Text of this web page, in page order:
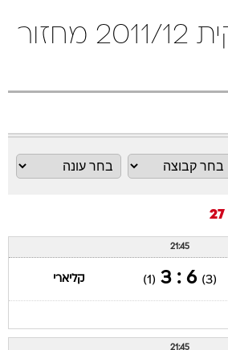
ליגה איטלקית 2011/12 מחזור
21:45
(3)
6 : 3
(1) קליארי
21:45